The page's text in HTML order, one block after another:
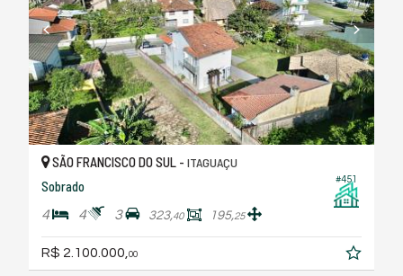
#451
SÃO FRANCISCO DO SUL - ITAGUAÇU
Sobrado
4 4 3 323,40 195,25
R$ 2.100.000, 00